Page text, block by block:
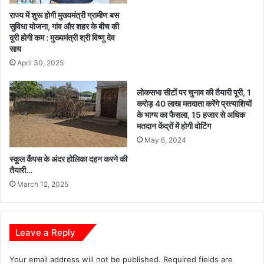
र
च
ढ़ा
,
प्र
स
न
में
ह
ड़
कं
प
री
ना
रा
य
ण
ला
ए
वं
सि
र
पु
र
म
हो
व
की
भ
राज्य में शुरू होगी मुख्यमंत्री ग्रामीण बस
सुविधा योजना, गांव और शहर के बीच की
दूरी होगी कम : मुख्यमंत्री श्री विष्णु देव
साय
April 30, 2025
स्कूल कैंपस के अंदर होलिका दहन करने की
तैयारी…
March 12, 2025
लोकसभा सीटों पर चुनाव की तैयारी पूरी, 1
करोड़ 40 लाख मतदाता करेंगे प्रत्याशियों
के भाग्य का फैसला, 15 हजार से अधिक
मतदान केंद्रों में होगी वोटिंग
May 6, 2024
Leave a Reply
Your email address will not be published. Required fields are